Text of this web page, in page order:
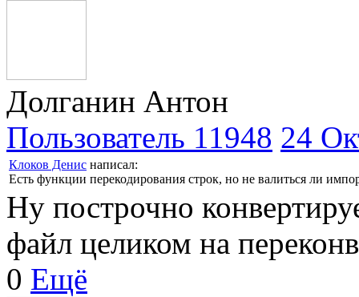
Долганин Антон
Пользователь 11948 24
Клоков Денис написал:
Есть функции перекодирования строк, но не валиться ли
Ну построчно
файл целиком на
0 Ещё